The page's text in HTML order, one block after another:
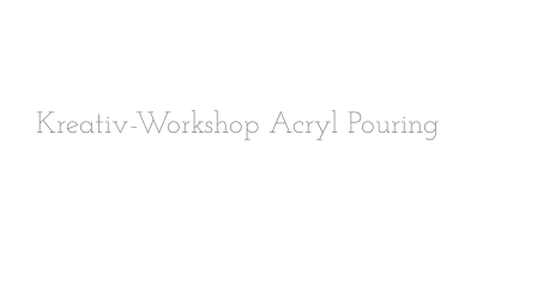
Kreativ-Workshop Acryl Pouring